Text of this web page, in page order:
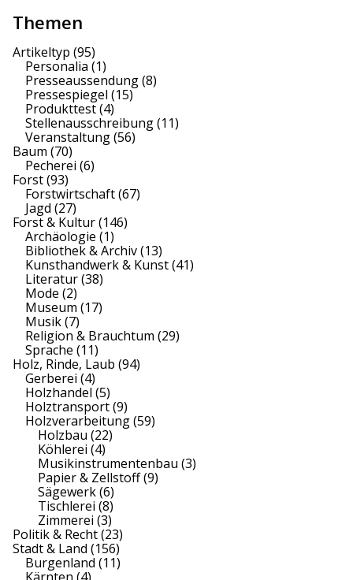
n
Themen
Artikeltyp (95)
Personalia (1)
Presseaussendung(8)
Pressespiegel (15)
Produkttest(4)
Stellenausschreibung(11)
Veranstaltung(56)
Baum (70)
Pecherei (6)
Forst(93)
Forstwirtschaft(67)
Jagd (27)
Forst & Kultur(146)
Archäologie (1)
Bibliothek & Archiv(13)
Kunsthandwerk & Kunst(41)
Literatur(38)
Mode (2)
Museum (17)
Musik(7)
Religion & Brauchtum (29)
Sprache (11)
Holz, Rinde, Laub (94)
Gerberei (4)
Holzhandel (5)
Holztransport(9)
Holzverarbeitung(59)
Holzbau (22)
Köhlerei (4)
Musikinstrumentenbau (3)
Papier & Zellstoff(9)
Sägewerk(6)
Tischlerei (8)
Zimmerei (3)
Politik & Recht(23)
Stadt & Land (156)
Burgenland (11)